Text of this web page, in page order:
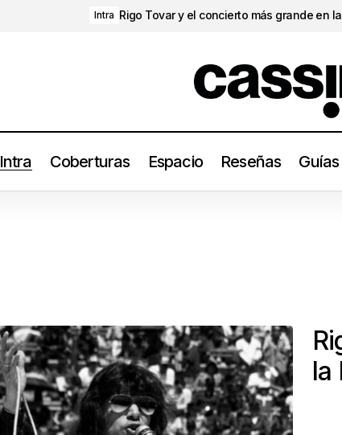
Intra Rigo Tovar y el concierto más grande en
Intra Coberturas Espacio Reseñas Guías
la